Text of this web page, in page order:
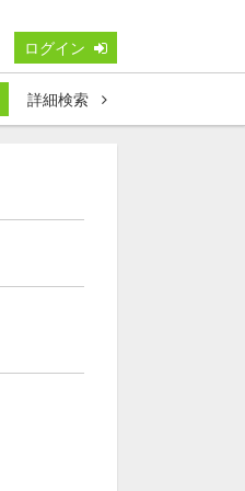
ログイン
詳細検索